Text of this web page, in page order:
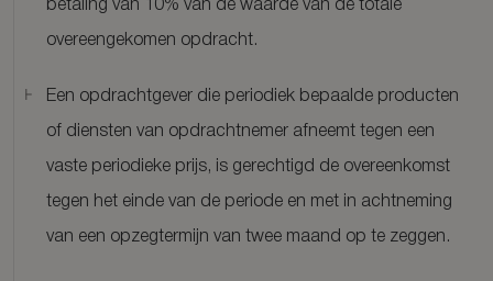
betaling van 10% van de waarde van de totale
overeengekomen opdracht.
Een opdrachtgever die periodiek bepaalde producten
of diensten van opdrachtnemer afneemt tegen een
vaste periodieke prijs, is gerechtigd de overeenkomst
tegen het einde van de periode en met in achtneming
van een opzegtermijn van twee maand op te zeggen.